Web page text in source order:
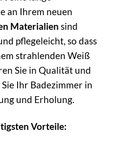
an Ihrem neuen
Materialien sind
pflegeleicht, so dass
strahlenden Weiß
Sie in Qualität und
Ihr Badezimmer in
und Erholung.
Vorteile: